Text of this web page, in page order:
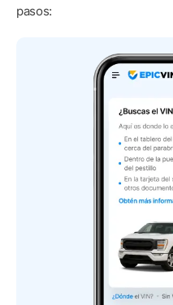
pasos: